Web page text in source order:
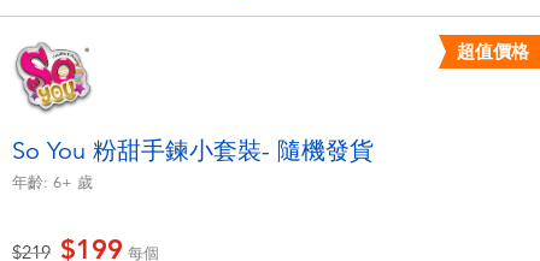
派對用品
NERF熱火 超值價格
So You 粉甜手鍊小套裝- 隨機發貨
年齡: 6+ 歲
價格從
$219至$199 每個